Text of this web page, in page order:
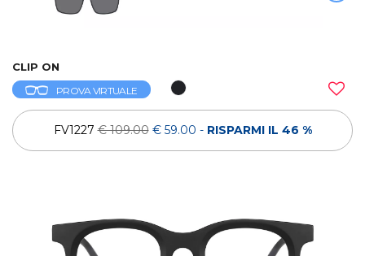
CLIP ON
PROVA VIRTUALE
FV1227€ 109.00 € 59.00 - RISPARMI IL 46 %